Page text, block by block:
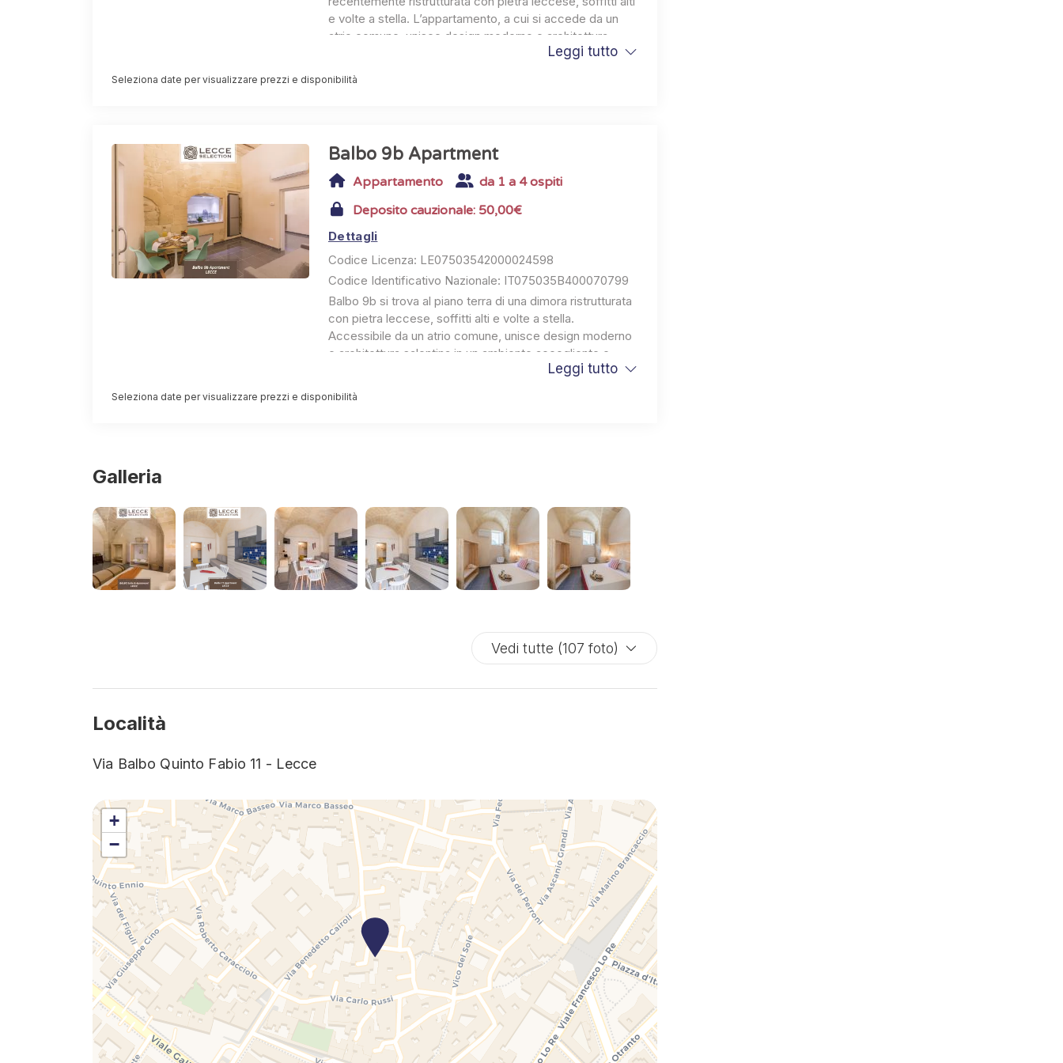
variare in base alla durata del soggiorno.
e volte a stella. L’appartamento, a cui si accede da un
atrio comune, unisce design moderno e architettura
salentina, creando un ambiente intimo e accogliente,
Dispone di ingresso con divano letto, cucina
Leggi tutto
Seleziona date per visualizzare prezzi e disponibilità
Balbo 9b Apartment
Appartamento
da 1 a 4 ospiti
Deposito cauzionale: 50,00€
Dettagli
Codice Licenza: LE07503542000024598
Codice Identificativo Nazionale: IT075035B400070799
Balbo 9b si trova al piano terra di una dimora ristrutturata
con pietra leccese, soffitti alti e volte a stella.
Accessibile da un atrio comune, unisce design moderno
e architettura salentina in un ambiente accogliente e
funzionale, perfetto per coppie e famiglie.
accessoriata, tavolo da pranzo e divano letto, camera
Leggi tutto
Seleziona date per visualizzare prezzi e disponibilità
Galleria
Vedi tutte (107 foto)
Località
Via Balbo Quinto Fabio 11 - Lecce
+
−